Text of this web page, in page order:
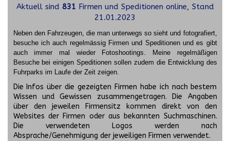
Aktuell sind 831 Firmen und Speditionen online, Stand
21.01.2023
Neben den Fahrzeugen, die man unterwegs so sieht und fotografiert,
besuche ich auch regelmässig Firmen und Speditionen und es gibt
auch immer mal wieder Fotoshootings.
Meine regelmäßigen
Besuche bei einigen Speditionen sollen zudem die Entwicklung des
Fuhrparks im Laufe der Zeit zeigen.
Die Infos über die gezeigten Firmen habe ich nach bestem
Wissen und Gewissen zusammengetragen. Die Angaben
über den jeweilen Firmensitz kommen direkt von den
Websites der Firmen oder aus bekannten Suchmaschinen.
Die verwendeten Logos werden nach
Absprache/Genehmigung der jeweiligen Firmen verwendet.